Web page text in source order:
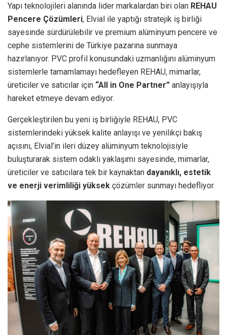
Yapı teknolojileri alanında lider markalardan biri olan REHAU
Pencere Çözümleri, Elvial ile yaptığı stratejik iş birliği
sayesinde sürdürülebilir ve premium alüminyum pencere ve
cephe sistemlerini de Türkiye pazarına sunmaya
hazırlanıyor. PVC profil konusundaki uzmanlığını alüminyum
sistemlerle tamamlamayı hedefleyen REHAU, mimarlar,
üreticiler ve satıcılar için “All in One Partner” anlayışıyla
hareket etmeye devam ediyor.
Gerçekleştirilen bu yeni iş birliğiyle REHAU, PVC
sistemlerindeki yüksek kalite anlayışı ve yenilikçi bakış
açısını, Elvial’in ileri düzey alüminyum teknolojisiyle
buluşturarak sistem odaklı yaklaşımı sayesinde, mimarlar,
üreticiler ve satıcılara tek bir kaynaktan dayanıklı, estetik
ve enerji verimliliği yüksek çözümler sunmayı hedefliyor.